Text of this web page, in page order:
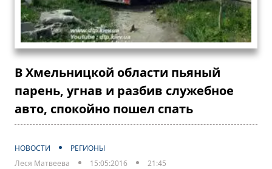
В Хмельницкой области пьяный
парень, угнав и разбив служебное
авто, спокойно пошел спать
НОВОСТИ
РЕГИОНЫ
Леся Матвеева
15:05:2016 21:45